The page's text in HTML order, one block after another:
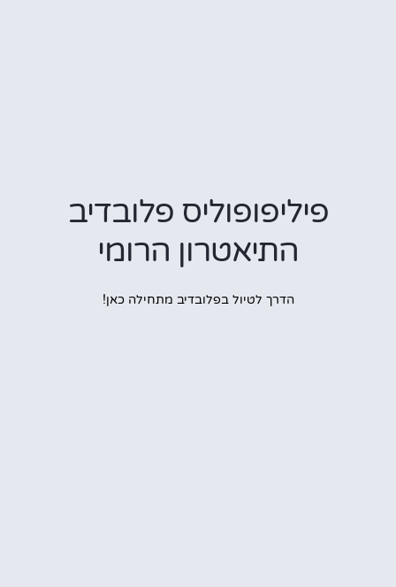
פיליפופוליס פלובדיב
התיאטרון הרומי
הדרך לטיול בפלובדיב מתחילה כאן!